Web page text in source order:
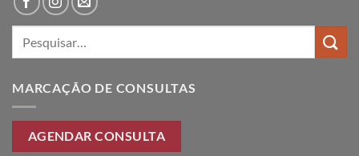
MARCAÇÃO DE CONSULTAS
AGENDAR CONSULTA